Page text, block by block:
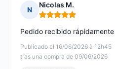
N
Nicolas M.
Nota: 5 de 5
Publicado el 16/06/2026 à 12h45
tras una compra de 09/06/2026
Pedido recibido